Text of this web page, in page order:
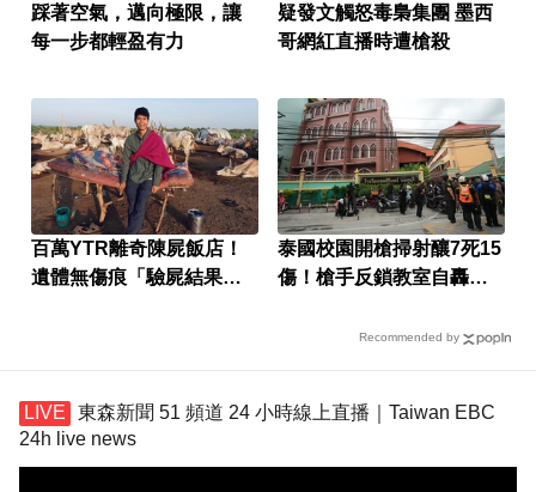
踩著空氣，邁向極限，讓
每一步都輕盈有力
疑發文觸怒毒梟集團 墨西
哥網紅直播時遭槍殺
百萬YTR離奇陳屍飯店！
遺體無傷痕「驗屍結果
泰國校園開槍掃射釀7死15
傷！槍手反鎖教室自轟身
Recommended by
東森新聞 51 頻道 24 小時線上直播｜Taiwan EBC
24h live news